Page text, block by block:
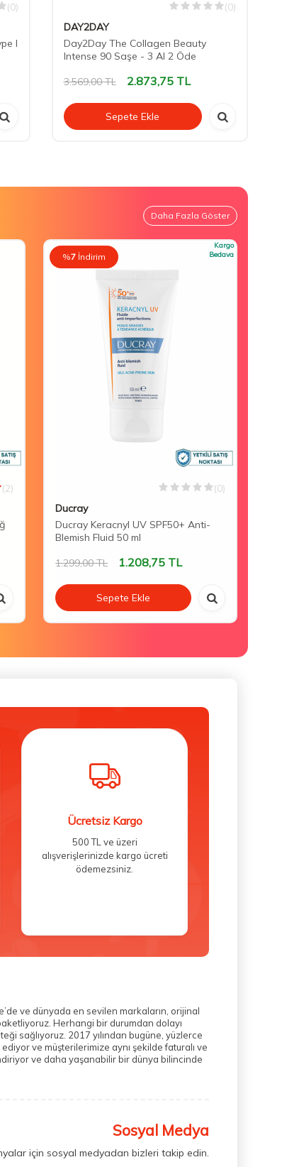
(0)
I
(0)
DAY2DAY
Day2Day The Collagen Beauty
Intense 90 Saşe - 3 Al 2 Öde
3.569,00TL 2.873,75TL
Sepete Ekle
Daha Fazla Göster
(2)
%7 İndirim
Kargo
Bedava
(0)
Ducray
Ducray Keracnyl UV SPF50+ Anti-
Blemish Fluid 50 ml
1.299,00TL 1.208,75 TL
Sepete Ekle
Ücretsiz Kargo
500 TL ve üzeri
alışverişlerinizde kargo ücreti
ödemezsiniz.
ve dünyada en sevilen markaların, orijinal
Herhangi bir durumdan dolayı
sağlıyoruz. 2017 yılından bugüne, yüzlerce
ve müşterilerimize aynı şekilde faturalı ve
ve daha yaşanabilir bir dünya bilincinde
Sosyal Medya
için sosyal medyadan bizleri takip edin.